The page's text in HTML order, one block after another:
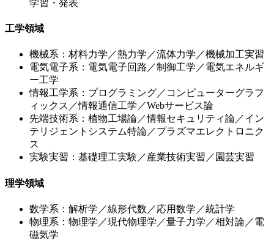
学習・発表
工学領域
機械系：材料力学／熱力学／流体力学／機械加工実習
電気電子系：電気電子回路／制御工学／電気エネルギ
ー工学
情報工学系：プログラミング／コンピューターグラフ
ィックス／情報通信工学／Webサービス論
先端技術系：植物工場論／情報セキュリティ論／イン
テリジェントシステム特論／プラズマエレクトロニク
ス
実験実習：基礎理工実験／産業技術実習／園芸実習
理学領域
数学系：解析学／線形代数／応用数学／統計学
物理系：物理学／現代物理学／量子力学／相対論／電
磁気学